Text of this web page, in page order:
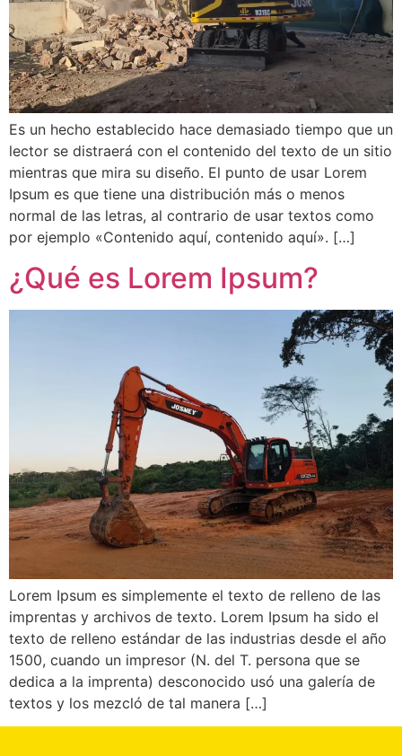
Es un hecho establecido hace demasiado tiempo que un
lector se distraerá con el contenido del texto de un sitio
mientras que mira su diseño. El punto de usar Lorem
Ipsum es que tiene una distribución más o menos
normal de las letras, al contrario de usar textos como
por ejemplo «Contenido aquí, contenido aquí». […]
¿Qué es Lorem Ipsum?
Lorem Ipsum es simplemente el texto de relleno de las
imprentas y archivos de texto. Lorem Ipsum ha sido el
texto de relleno estándar de las industrias desde el año
1500, cuando un impresor (N. del T. persona que se
dedica a la imprenta) desconocido usó una galería de
textos y los mezcló de tal manera […]